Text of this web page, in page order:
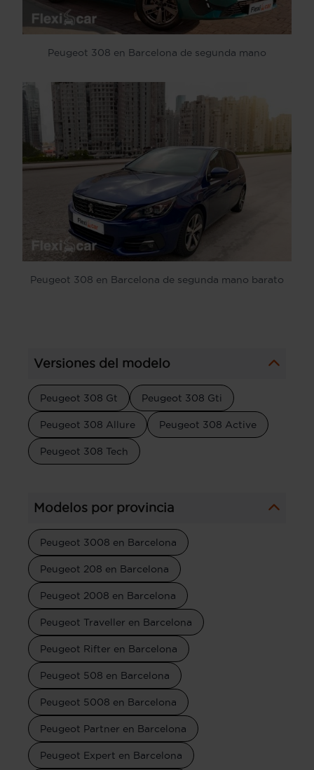
Peugeot 308 en Barcelona de segunda mano
Peugeot 308 en Barcelona de segunda mano barato
Versiones del modelo
Peugeot 308 Gt Peugeot 308 Gti
Peugeot 308 Allure Peugeot 308 Active
Peugeot 308 Tech
Modelos por provincia
Peugeot 3008 en Barcelona
Peugeot 208 en Barcelona
Peugeot 2008 en Barcelona
Peugeot Traveller en Barcelona
Peugeot Rifter en Barcelona
Peugeot 508 en Barcelona
Peugeot 5008 en Barcelona
Peugeot Partner en Barcelona
Peugeot Expert en Barcelona